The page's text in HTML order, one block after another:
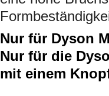
Nur für Dyson
Nur für die
mit einem